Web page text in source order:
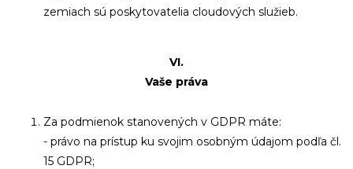
zemiach sú poskytovatelia cloudových služieb.
VI.
Vaše práva
Za podmienok stanovených v GDPR máte:
- právo na prístup ku svojim osobným údajom podľa čl.
15 GDPR;